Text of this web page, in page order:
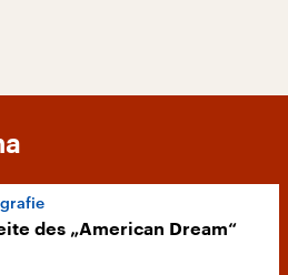
des „American Dream“